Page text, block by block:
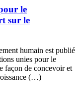
le
sur le
humain est publié
unies pour le
façon de concevoir et
(…)